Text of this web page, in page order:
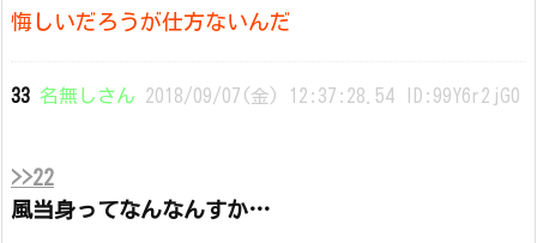
悔しいだろうが仕方ないんだ
33 名無しさん 2018/09/07(金) 12:37:28.54 ID:99Y6r2jG0
>>22
風当身ってなんなんすか…